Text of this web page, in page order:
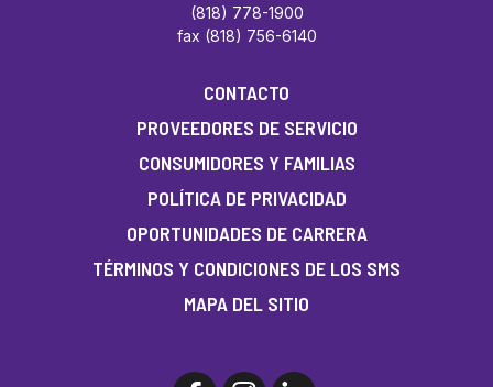
(818) 778-1900
fax (818) 756-6140
CONTACTO
PROVEEDORES DE SERVICIO
CONSUMIDORES Y FAMILIAS
POLÍTICA DE PRIVACIDAD
OPORTUNIDADES DE CARRERA
TÉRMINOS Y CONDICIONES DE LOS SMS
MAPA DEL SITIO